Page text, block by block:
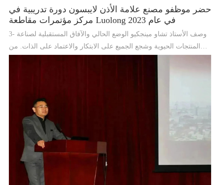
حضر موظفو مصنع علامة الأذن لايبسون دورة تدريبية في
مركز مؤتمرات مقاطعة Luolong في عام 2023
3- وصف الأستاذ تشاو مينجكيو الوضع الحالي والآفاق المستقبلية لصناعة
المنتجات الحيوية وشجع الجميع على الابتكار والاعتماد على الذات. من